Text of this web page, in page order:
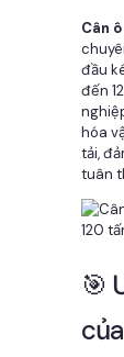
Cân
đầu
đến
hóa
tải,
tuân
🎯